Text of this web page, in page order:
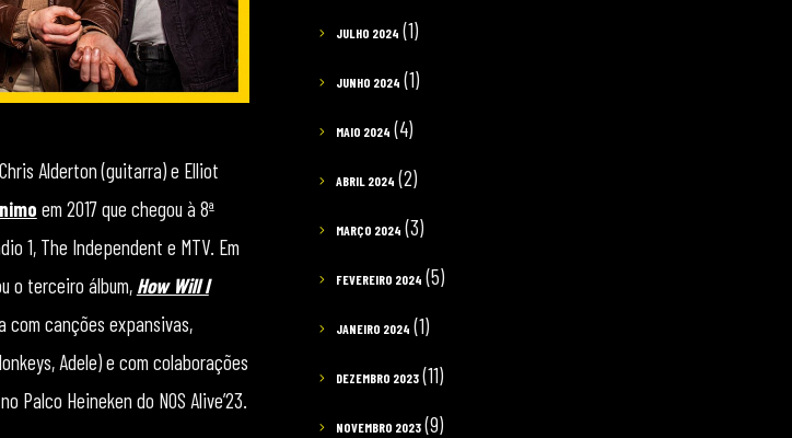
Alderton (guitarra) e Elliot
em 2017 que chegou à 8ª
1, The Independent e MTV. Em
o terceiro álbum, How Will I
com canções expansivas,
Adele) e com colaborações
Heineken do NOS Alive’23.
JULHO 2024 (1)
JUNHO 2024 (1)
MAIO 2024 (4)
ABRIL 2024 (2)
MARÇO 2024 (3)
FEVEREIRO 2024 (5)
JANEIRO 2024 (1)
DEZEMBRO 2023 (11)
NOVEMBRO 2023 (9)